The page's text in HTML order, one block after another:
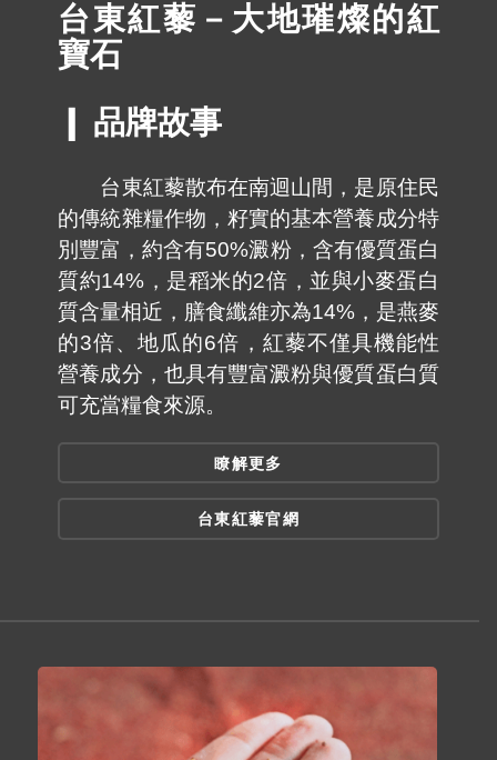
台東紅藜－大地璀燦的紅
寶石
❙ 品牌故事
台東紅藜散布在南迴山間，是原住民
的傳統雜糧作物，籽實的基本營養成分特
別豐富，約含有50%澱粉，含有優質蛋白
質約14%，是稻米的2倍，並與小麥蛋白
質含量相近，膳食纖維亦為14%，是燕麥
的3倍、地瓜的6倍，紅藜不僅具機能性
營養成分，也具有豐富澱粉與優質蛋白質
可充當糧食來源。
瞭解更多
台東紅藜官網